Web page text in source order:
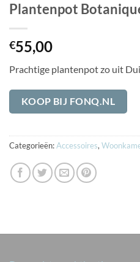
Plantenpot
€55,00
Prachtige plantenpot zo uit
KOOP BIJ FONQ.NL
Categorieën:Accessoires,